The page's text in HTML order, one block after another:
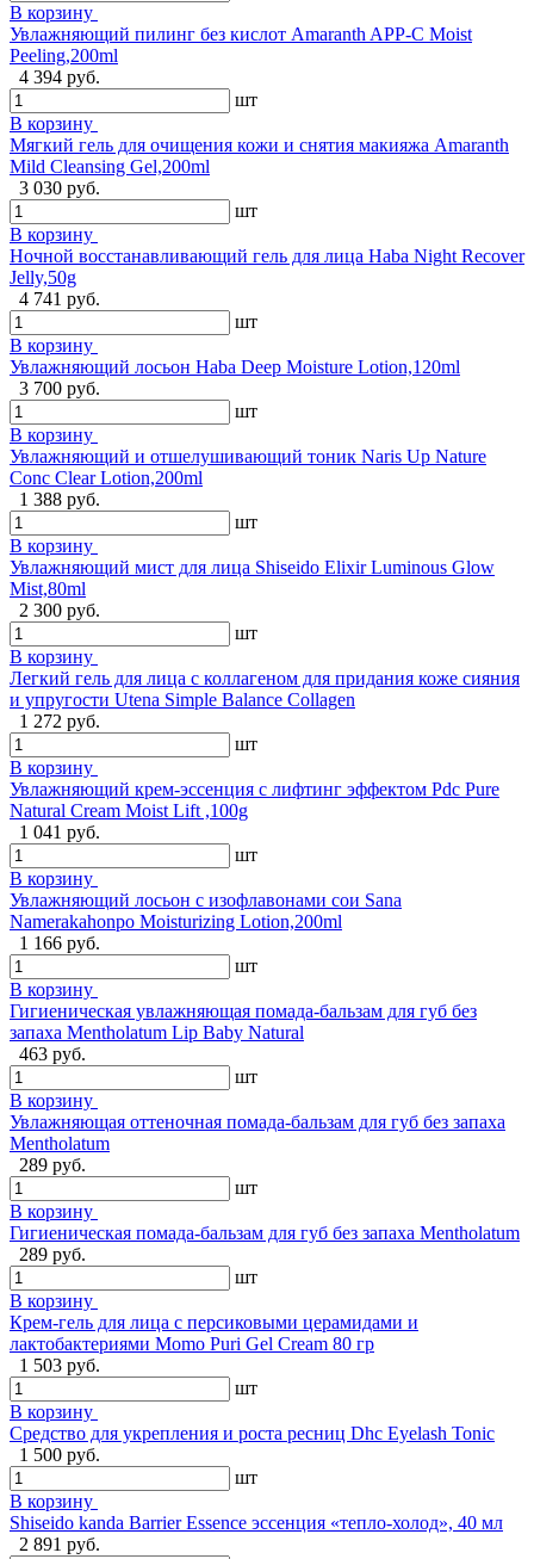
В корзину
Увлажняющий пилинг без кислот Amaranth APP-C Moist
Peeling,200ml
4 394 руб.
шт
В корзину
Мягкий гель для очищения кожи и снятия макияжа Amaranth
Mild Cleansing Gel,200ml
3 030 руб.
шт
В корзину
Ночной восстанавливающий гель для лица Haba Night Recover
Jelly,50g
4 741 руб.
шт
В корзину
Увлажняющий лосьон Haba Deep Moisture Lotion,120ml
3 700 руб.
шт
В корзину
Увлажняющий и отшелушивающий тоник Naris Up Nature
Conc Clear Lotion,200ml
1 388 руб.
шт
В корзину
Увлажняющий мист для лица Shiseido Elixir Luminous Glow
Mist,80ml
2 300 руб.
шт
В корзину
Легкий гель для лица с коллагеном для придания коже сияния
и упругости Utena Simple Balance Collagen
1 272 руб.
шт
В корзину
Увлажняющий крем-эссенция с лифтинг эффектом Pdc Pure
Natural Cream Moist Lift ,100g
1 041 руб.
шт
В корзину
Увлажняющий лосьон с изофлавонами сои Sana
Namerakahonpo Moisturizing Lotion,200ml
1 166 руб.
шт
В корзину
Гигиеническая увлажняющая помада-бальзам для губ без
запаха Mentholatum Lip Baby Natural
463 руб.
шт
В корзину
Увлажняющая оттеночная помада-бальзам для губ без запаха
Mentholatum
289 руб.
шт
В корзину
Гигиеническая помада-бальзам для губ без запаха Mentholatum
289 руб.
шт
В корзину
Крем-гель для лица с персиковыми церамидами и
лактобактериями Momo Puri Gel Cream 80 гр
1 503 руб.
шт
В корзину
Средство для укрепления и роста ресниц Dhc Eyelash Tonic
1 500 руб.
шт
В корзину
Shiseido kanda Barrier Essence эссенция «тепло-холод», 40 мл
2 891 руб.